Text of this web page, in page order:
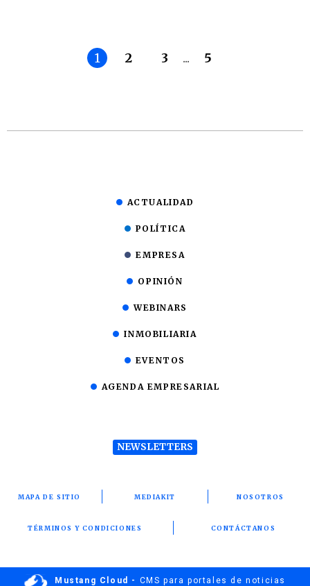
1 2 3 ... 5
ACTUALIDAD
POLÍTICA
EMPRESA
OPINIÓN
WEBINARS
INMOBILIARIA
EVENTOS
AGENDA EMPRESARIAL
NEWSLETTERS
MAPA DE SITIO MEDIAKIT NOSOTROS
TÉRMINOS Y CONDICIONES CONTÁCTANOS
Mustang Cloud - CMS para portales de noticias